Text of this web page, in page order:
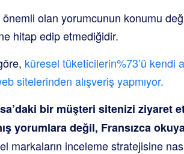
önemli olan yorumcunun konumu
hitap edip etmediğidir.
küresel tüketicilerin%73’ü kendi
sitelerinden alışveriş yapmıyor.
bir müşteri sitenizi ziyaret
yorumlara değil, Fransızca
markaların inceleme stratejisine